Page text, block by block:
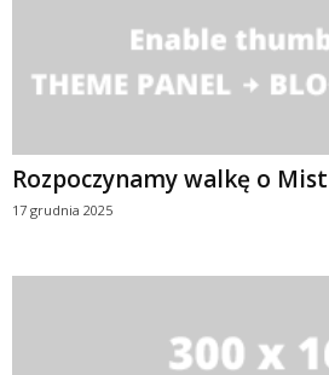
Rozpoczynamy walkę o
17 grudnia 2025